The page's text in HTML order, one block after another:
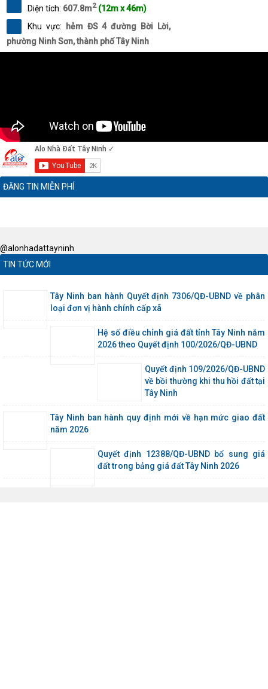
Diện tích: 607.8m2 (12m x 46m)
Khu vực: hẻm ĐS 4 đường Bời Lời,
phường Ninh Sơn, thành phố Tây Ninh
ĐĂNG TIN MIỄN PHÍ
@alonhadattayninh
TIN TỨC MỚI
Tây Ninh ban hành Quyết định 7306/QĐ-UBND về phân
loại đơn vị hành chính cấp xã
Hệ số điều chỉnh giá đất tỉnh Tây Ninh năm
2026 theo Quyết định 100/2026/QĐ-UBND
Quyết định 109/2026/QĐ-UBND
về bồi thường khi thu hồi đất tại
Tây Ninh
Tây Ninh ban hành quy định mới về hạn mức giao đất
năm 2026
Quyết định 12388/QĐ-UBND bổ sung giá
đất trong bảng giá đất Tây Ninh 2026